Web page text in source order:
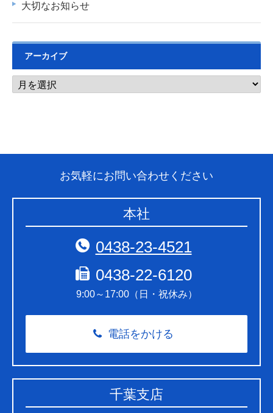
大切なお知らせ
アーカイブ
お気軽にお問い合わせください
本社
0438-23-4521
0438-22-6120
9:00～17:00（日・祝休み）
電話をかける
千葉支店